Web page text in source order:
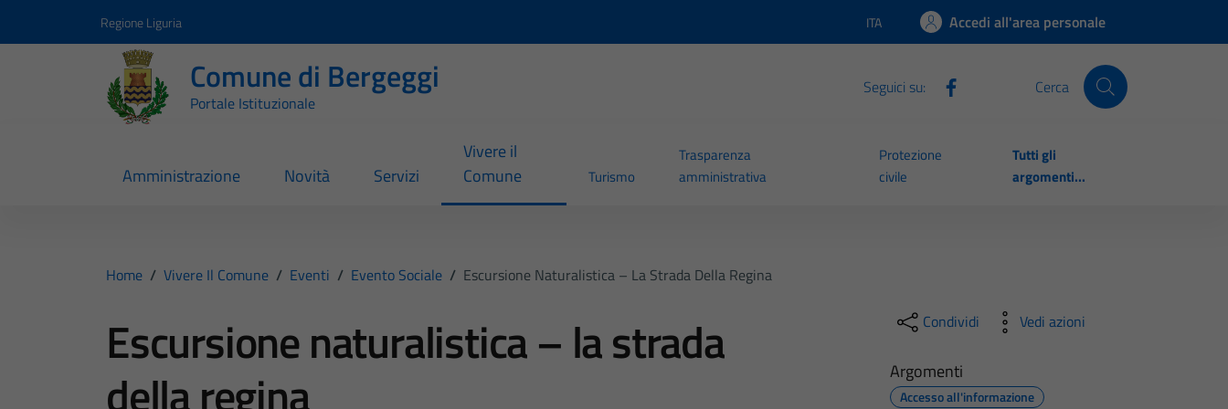
Regione Liguria Lingua attiva:
ITA Accedi all'area personale
Comune di Bergeggi
Portale Istituzionale
Seguici su: Cerca
Amministrazione Novità Servizi
Vivere il
Comune
Turismo
Trasparenza
amministrativa
Protezione
civile
Tutti gli
argomenti...
Home / Vivere Il Comune / Eventi / Evento Sociale / Escursione Naturalistica – La Strada Della Regina
Escursione naturalistica – la strada
Condividi Vedi azioni
Argomenti
Accesso all'informazione